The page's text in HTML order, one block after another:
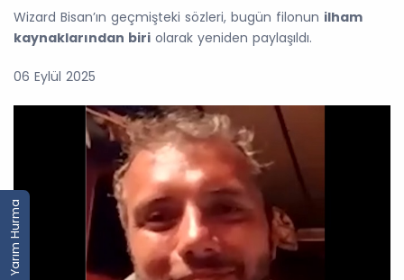
Yarım Hurma
Wizard Bisan’ın geçmişteki sözleri, bugün filonun ilham
kaynaklarından biri olarak yeniden paylaşıldı.
06 Eylül 2025